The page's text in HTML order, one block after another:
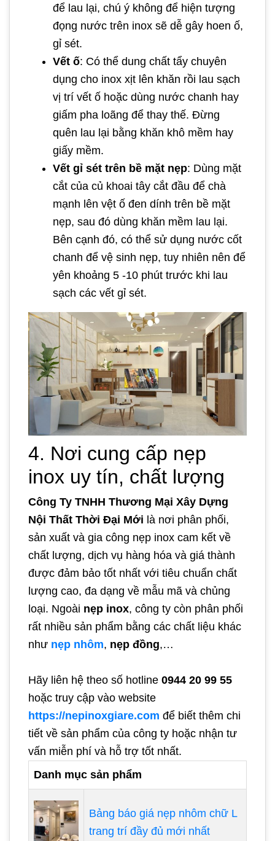
để lau lại, chú ý không để hiện tượng
đọng nước trên inox sẽ dễ gây hoen ố,
gỉ sét.
Vết ố: Có thể dung chất tẩy chuyên
dụng cho inox xịt lên khăn rồi lau sạch
vị trí vết ố hoặc dùng nước chanh hay
giấm pha loãng để thay thế. Đừng
quên lau lại bằng khăn khô mềm hay
giấy mềm.
Vết gỉ sét trên bề mặt nẹp: Dùng mặt
cắt của củ khoai tây cắt đầu để chà
mạnh lên vệt ố đen dính trên bề mặt
nẹp, sau đó dùng khăn mềm lau lại.
Bên cạnh đó, có thể sử dụng nước cốt
chanh để vệ sinh nẹp, tuy nhiên nên để
yên khoảng 5 -10 phút trước khi lau
sạch các vết gỉ sét.
4. Nơi cung cấp nẹp
inox uy tín, chất lượng
Công Ty TNHH Thương Mại Xây Dựng
Nội Thất Thời Đại Mới là nơi phân phối,
sản xuất và gia công nẹp inox cam kết về
chất lượng, dịch vụ hàng hóa và giá thành
được đảm bảo tốt nhất với tiêu chuẩn chất
lượng cao, đa dạng về mẫu mã và chủng
loại. Ngoài nẹp inox, công ty còn phân phối
rất nhiều sản phẩm bằng các chất liệu khác
như nẹp nhôm, nẹp đồng,…
Hãy liên hệ theo số hotline 0944 20 99 55
hoặc truy cập vào website
https://nepinoxgiare.com để biết thêm chi
tiết về sản phẩm của công ty hoặc nhận tư
vấn miễn phí và hỗ trợ tốt nhất.
Danh mục sản phẩm
Bảng báo giá nẹp nhôm chữ L
trang trí đầy đủ mới nhất